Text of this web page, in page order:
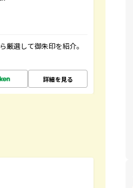
厳選して御朱印を紹介。
詳細を見る